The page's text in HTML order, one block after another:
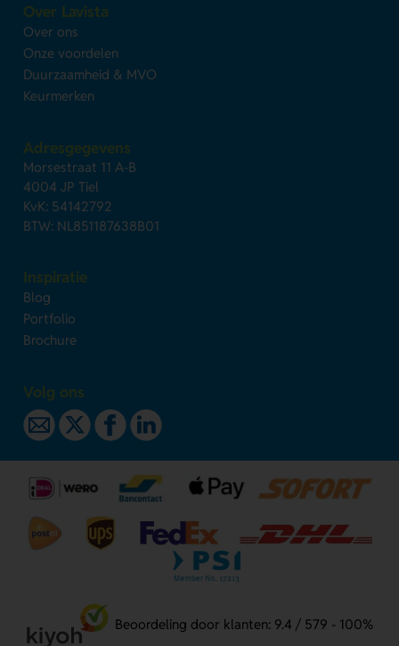
Over Lavista
Over ons
Onze voordelen
Duurzaamheid & MVO
Keurmerken
Adresgegevens
Morsestraat 11 A-B
4004 JP Tiel
KvK: 54142792
BTW: NL851187638B01
Inspiratie
Blog
Portfolio
Brochure
Volg ons
Beoordeling door klanten: 9.4 / 579 - 100%